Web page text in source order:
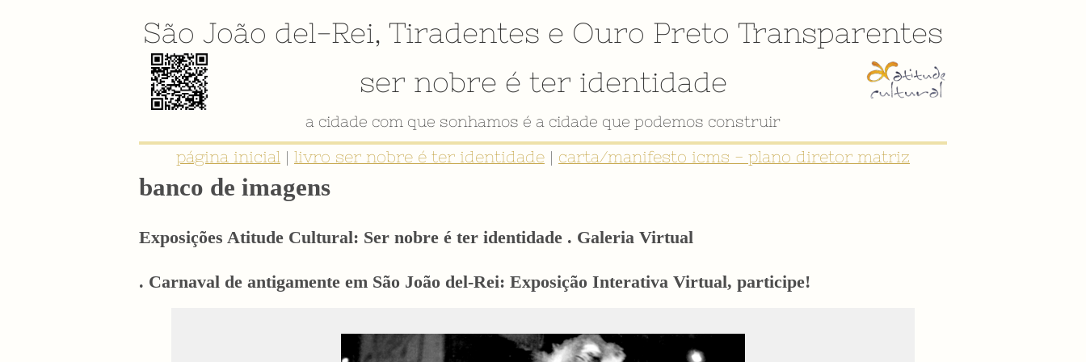
São João del-Rei, Tiradentes e Ouro Preto Transparentes
ser nobre é ter identidade
VÍDEO INSTITUCIONAL
página inicial | livro ser nobre é ter identidade | carta/manifesto icms - plano diretor matriz
banco de imagens
Exposições Atitude Cultural: Ser nobre é ter identidade . Galeria Virtual
. Carnaval de antigamente em São João del-Rei: Exposição Interativa Virtual, participe!